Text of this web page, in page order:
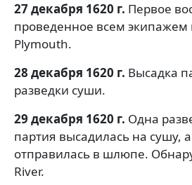
27 декабря 1620 г. Первое
проведенное всем экипажем
Plymouth.
28 декабря 1620 г. Высадка
разведки суши.
29 декабря 1620 г. Одна
партия высадилась на сушу, а
отправилась в шлюпе.
River.